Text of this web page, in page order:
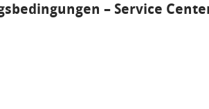
– Service